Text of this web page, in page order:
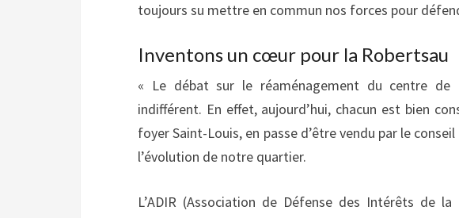
toujours su mettre en commun nos forces pour
Inventons un cœur pour la Robertsau
« Le débat sur le réaménagement du centre de
indifférent. En effet, aujourd’hui, chacun est bien
foyer Saint-Louis, en passe d’être vendu par le
l’évolution de notre quartier.
L’ADIR (Association de Défense des Intérêts de